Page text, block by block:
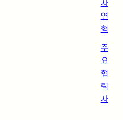
사
연
혁
주
요
협
력
사